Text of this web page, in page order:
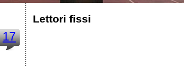
17
Lettori fissi